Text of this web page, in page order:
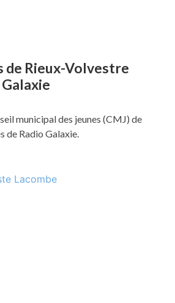
de Rieux-Volvestre
municipal des jeunes (CMJ) de
de Radio Galaxie.